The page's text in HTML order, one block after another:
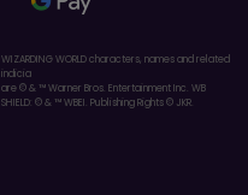
WIZARDING WORLD characters, names and related
indicia
are © & ™ Warner Bros. Entertainment Inc. WB
SHIELD: © & ™ WBEI. Publishing Rights © JKR.